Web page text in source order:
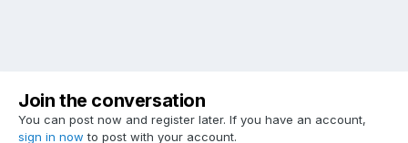
Join the conversation
You can post now and register later. If you have an account,
sign in now to post with your account.